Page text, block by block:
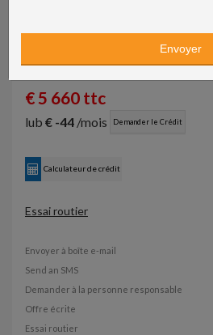
26 900 PLN ttc
€ 5 660 ttc
lub € -44 /mois Demander le Crédit
Calculateur de crédit
Essai routier
Envoyer à boîte e-mail
Send an SMS
Demander à la personne responsable
Offre écrite
Essai routier